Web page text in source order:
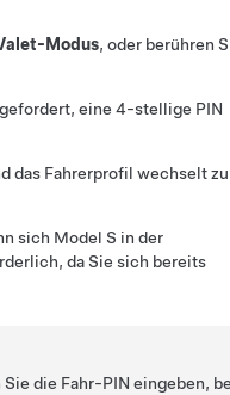
Modus, oder berühren
eine 4-stellige PIN
das Fahrerprofil wechselt zu
sich Model S in der
da Sie sich bereits
Sie die Fahr-PIN eingeben,